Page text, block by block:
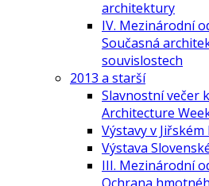
architektury
IV. Mezinárodní
Současná
souvislostech
2013 a starší
Slavnostní večer
Architecture
Výstavy v
Výstava
III. Mezinárodní